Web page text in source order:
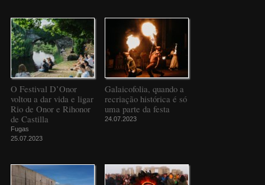
O Festival D’Onor
voltou a dar vida e ligar
Rio de Onor e Rihonor
de Castilla
Fugas
25.07.2023
Galaicofolia, quando a
recriação histórica é só
uma parte da festa
24.07.2023